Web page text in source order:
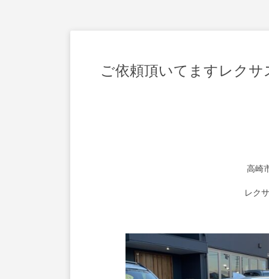
ご依頼頂いてますレク
高崎
レク